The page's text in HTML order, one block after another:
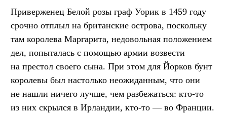
Приверженец Белой розы граф Уорик в 1459 году
срочно отплыл на британские острова, поскольку
там королева Маргарита, недовольная положением
дел, попыталась с помощью армии возвести
на престол своего сына. При этом для Йорков бунт
королевы был настолько неожиданным, что они
не нашли ничего лучше, чем разбежаться: кто-то
из них скрылся в Ирландии, кто-то — во Франции.